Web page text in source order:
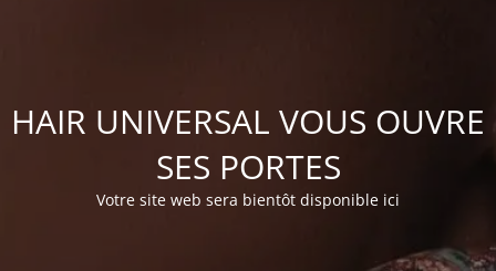
HAIR UNIVERSAL VOUS OUVRE
SES PORTES
Votre site web sera bientôt disponible ici